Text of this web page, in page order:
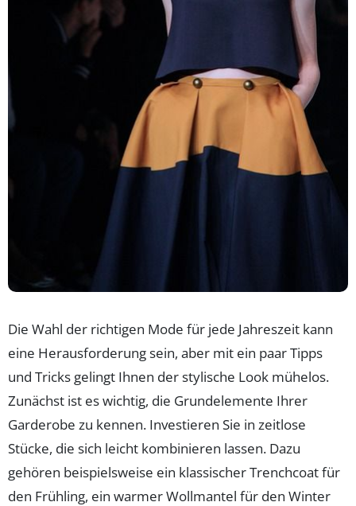
Die Wahl der richtigen Mode für jede Jahreszeit kann
eine Herausforderung sein, aber mit ein paar Tipps
und Tricks gelingt Ihnen der stylische Look mühelos.
Zunächst ist es wichtig, die Grundelemente Ihrer
Garderobe zu kennen. Investieren Sie in zeitlose
Stücke, die sich leicht kombinieren lassen. Dazu
gehören beispielsweise ein klassischer Trenchcoat für
den Frühling, ein warmer Wollmantel für den Winter